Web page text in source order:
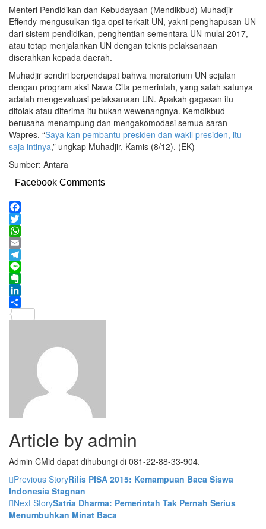
Menteri Pendidikan dan Kebudayaan (Mendikbud) Muhadjir
Effendy mengusulkan tiga opsi terkait UN, yakni penghapusan UN
dari sistem pendidikan, penghentian sementara UN mulai 2017,
atau tetap menjalankan UN dengan teknis pelaksanaan
diserahkan kepada daerah.
Muhadjir sendiri berpendapat bahwa moratorium UN sejalan
dengan program aksi Nawa Cita pemerintah, yang salah satunya
adalah mengevaluasi pelaksanaan UN. Apakah gagasan itu
ditolak atau diterima itu bukan wewenangnya. Kemdikbud
berusaha menampung dan mengakomodasi semua saran
Wapres. “Saya kan pembantu presiden dan wakil presiden, itu
saja intinya,” ungkap Muhadjir, Kamis (8/12). (EK)
Sumber: Antara
Facebook Comments
Facebook
Twitter
WhatsApp
Email
Telegram
Line
Evernote
LinkedIn
Article by admin
Admin CMid dapat dihubungi di 081-22-88-33-904.
Previous StoryRilis PISA 2015: Kemampuan Baca Siswa
Indonesia Stagnan
Next StorySatria Dharma: Pemerintah Tak Pernah Serius
Menumbuhkan Minat Baca